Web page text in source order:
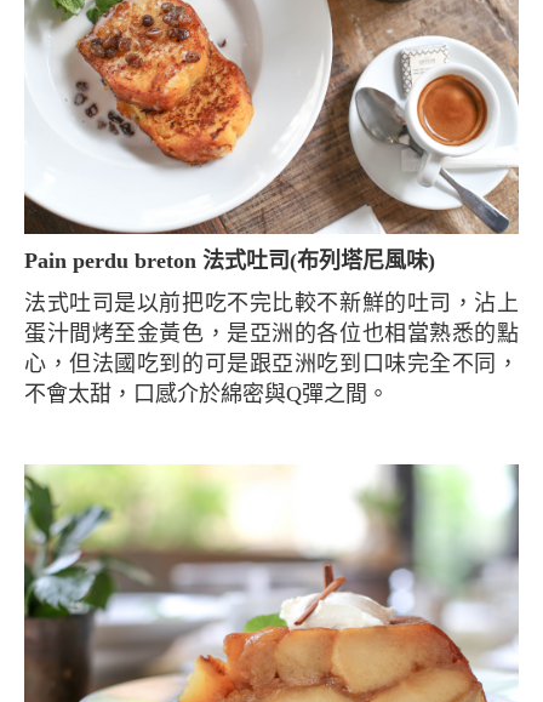
Pain perdu breton 法式吐司(布列塔尼風味)
法式吐司是以前把吃不完比較不新鮮的吐司，沾上
蛋汁間烤至金黃色，是亞洲的各位也相當熟悉的點
心，但法國吃到的可是跟亞洲吃到口味完全不同，
不會太甜，口感介於綿密與Q彈之間。